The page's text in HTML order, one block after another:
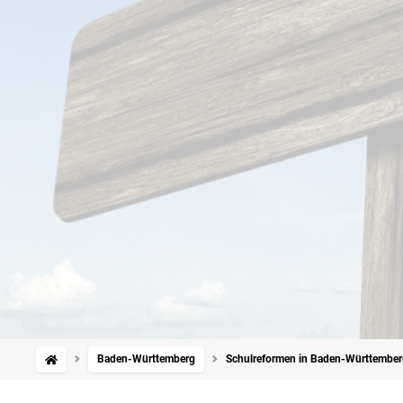
Baden-Württemberg Schulreformen in Baden-